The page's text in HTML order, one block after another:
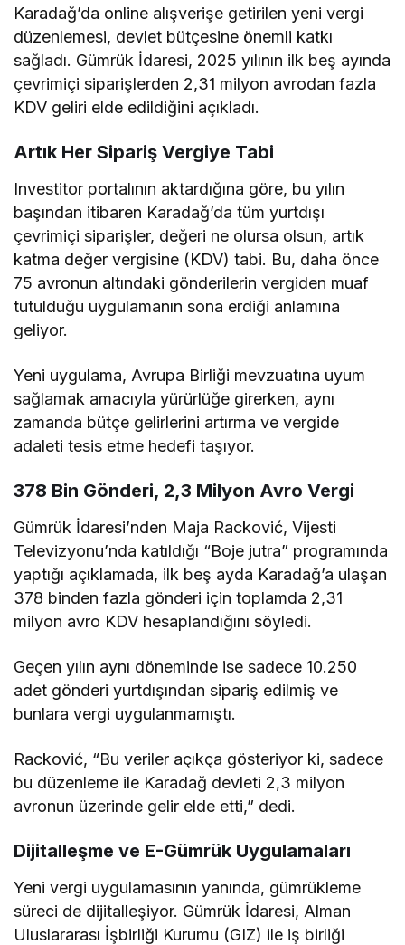
Karadağ’da online alışverişe getirilen yeni vergi
düzenlemesi, devlet bütçesine önemli katkı
sağladı. Gümrük İdaresi, 2025 yılının ilk beş ayında
çevrimiçi siparişlerden 2,31 milyon avrodan fazla
KDV geliri elde edildiğini açıkladı.
Artık Her Sipariş Vergiye Tabi
Investitor portalının aktardığına göre, bu yılın
başından itibaren Karadağ’da tüm yurtdışı
çevrimiçi siparişler, değeri ne olursa olsun, artık
katma değer vergisine (KDV) tabi. Bu, daha önce
75 avronun altındaki gönderilerin vergiden muaf
tutulduğu uygulamanın sona erdiği anlamına
geliyor.
Yeni uygulama, Avrupa Birliği mevzuatına uyum
sağlamak amacıyla yürürlüğe girerken, aynı
zamanda bütçe gelirlerini artırma ve vergide
adaleti tesis etme hedefi taşıyor.
378 Bin Gönderi, 2,3 Milyon Avro Vergi
Gümrük İdaresi’nden Maja Racković, Vijesti
Televizyonu’nda katıldığı “Boje jutra” programında
yaptığı açıklamada, ilk beş ayda Karadağ’a ulaşan
378 binden fazla gönderi için toplamda 2,31
milyon avro KDV hesaplandığını söyledi.
Geçen yılın aynı döneminde ise sadece 10.250
adet gönderi yurtdışından sipariş edilmiş ve
bunlara vergi uygulanmamıştı.
Racković, “Bu veriler açıkça gösteriyor ki, sadece
bu düzenleme ile Karadağ devleti 2,3 milyon
avronun üzerinde gelir elde etti,” dedi.
Dijitalleşme ve E-Gümrük Uygulamaları
Yeni vergi uygulamasının yanında, gümrükleme
süreci de dijitalleşiyor. Gümrük İdaresi, Alman
Uluslararası İşbirliği Kurumu (GIZ) ile iş birliği